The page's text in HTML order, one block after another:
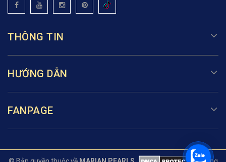
THÔNG TIN
HƯỚNG DẪN
FANPAGE